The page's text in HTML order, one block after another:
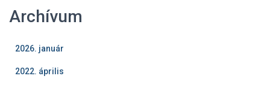
Archívum
2026. január
2022. április